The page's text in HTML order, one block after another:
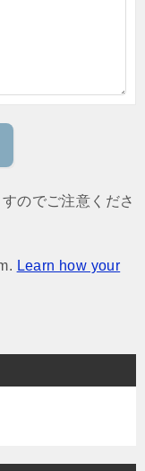
のでご注意くださ
Learn how your